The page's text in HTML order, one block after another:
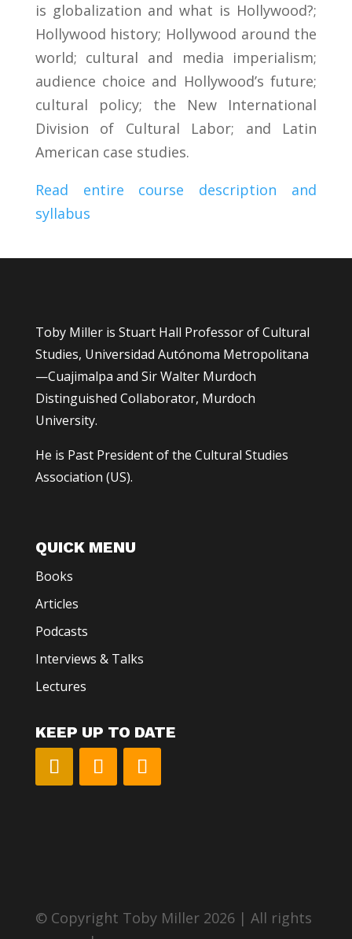
is globalization and what is Hollywood?;
Hollywood history; Hollywood around the
world; cultural and media imperialism;
audience choice and Hollywood’s future;
cultural policy; the New International
Division of Cultural Labor; and Latin
American case studies.
Read entire course description and
syllabus
Toby Miller is Stuart Hall Professor of Cultural
Studies, Universidad Autónoma Metropolitana
—Cuajimalpa and Sir Walter Murdoch
Distinguished Collaborator, Murdoch
University.
He is Past President of the Cultural Studies
Association (US).
QUICK MENU
Books
Articles
Podcasts
Interviews & Talks
Lectures
KEEP UP TO DATE
© Copyright Toby Miller 2026 | All rights